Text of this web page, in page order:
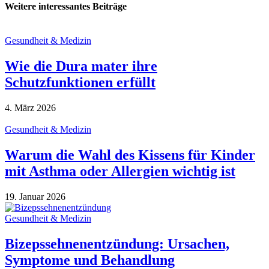
Weitere interessantes Beiträge
Gesundheit & Medizin
Wie die Dura mater ihre
Schutzfunktionen erfüllt
4. März 2026
Gesundheit & Medizin
Warum die Wahl des Kissens für Kinder
mit Asthma oder Allergien wichtig ist
19. Januar 2026
Gesundheit & Medizin
Bizepssehnenentzündung: Ursachen,
Symptome und Behandlung